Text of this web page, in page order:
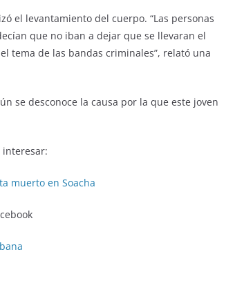
el levantamiento del cuerpo. “Las personas
que no iban a dejar que se llevaran el
tema de las bandas criminales”, relató una
se desconoce la causa por la que este joven
muerto en Soacha